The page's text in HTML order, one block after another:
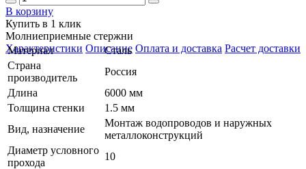
В корзину
Купить в 1 клик
Молниеприемные стержни
Характеристики Описание Оплата и доставка Расчет доставки
Материал
Сталь
Страна
производитель
Россия
Длина
6000 мм
Толщина стенки
1.5 мм
Вид, назначение
Монтаж водопроводов и наружных
металлоконструкций
Диаметр условного
прохода
10